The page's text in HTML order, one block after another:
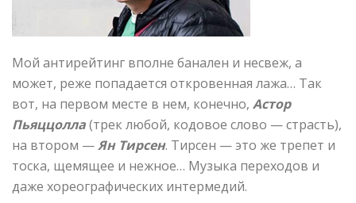
Мой антирейтинг вполне банален и несвеж, а
может, реже попадается откровенная лажа… Так
вот, на первом месте в нем, конечно, Астор
Пьяццолла(трек любой, кодовое слово — страсть),
на втором —Ян Тирсен. Тирсен — это же трепет и
тоска, щемящее и нежное… Музыка переходов и
даже хореографических интермедий.